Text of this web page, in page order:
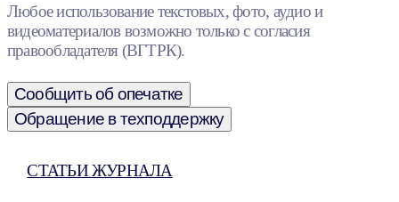
Любое использование текстовых, фото, аудио и
видеоматериалов возможно только с согласия
правообладателя (ВГТРК).
Сообщить об опечатке
Обращение в техподдержку
СТАТЬИ ЖУРНАЛА